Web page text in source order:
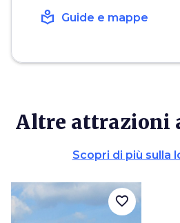
local_library Guide e mappe
Altre attrazioni
Scopri di più sulla
favorite_border